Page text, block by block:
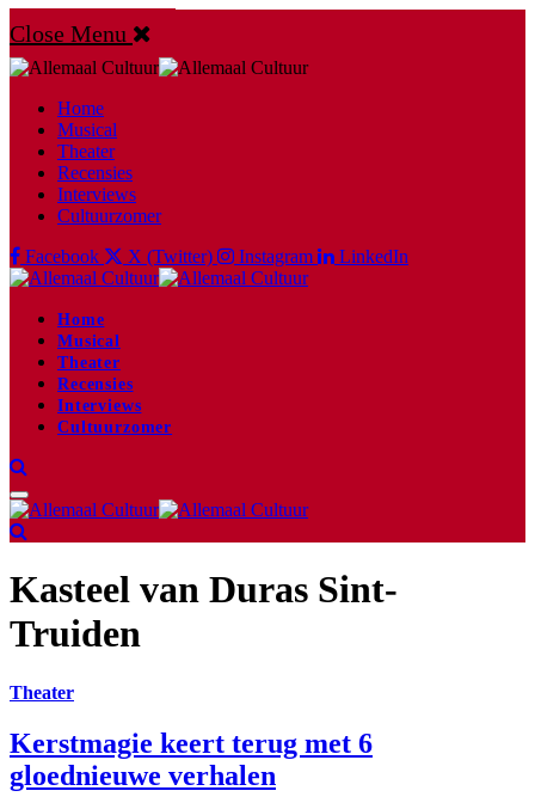
Close Menu
Home
Musical
Theater
Recensies
Interviews
Cultuurzomer
Facebook
X (Twitter) Instagram LinkedIn
Home
Musical
Theater
Recensies
Interviews
Cultuurzomer
Kasteel van Duras Sint-
Truiden
Theater
Kerstmagie keert terug met 6
gloednieuwe verhalen